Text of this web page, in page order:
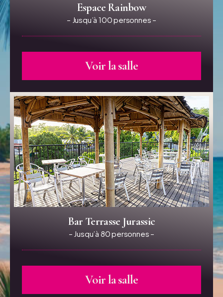
Espace Rainbow
– Jusqu’à 100 personnes –
Voir la salle
Bar Terrasse Jurassic
– Jusqu’à 80 personnes –
Voir la salle